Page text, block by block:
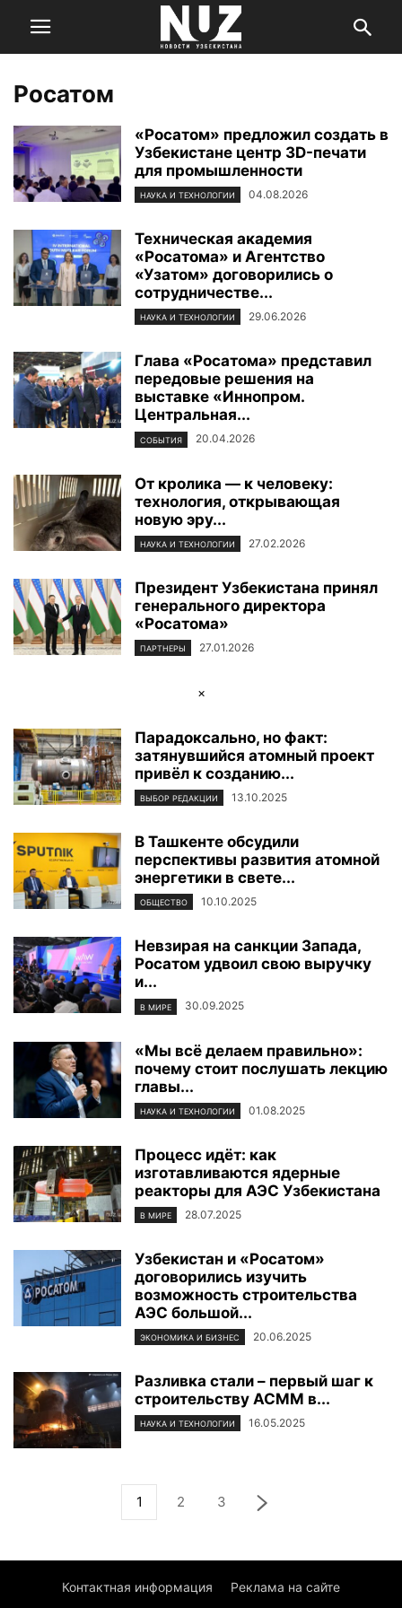
Росатом
«Росатом» предложил создать в
Узбекистане центр 3D-печати
для промышленности
НАУКА И ТЕХНОЛОГИИ 04.08.2026
Техническая академия
«Росатома» и Агентство
«Узатом» договорились о
сотрудничестве...
НАУКА И ТЕХНОЛОГИИ 29.06.2026
Глава «Росатома» представил
передовые решения на
выставке «Иннопром.
Центральная...
СОБЫТИЯ 20.04.2026
От кролика — к человеку:
технология, открывающая
новую эру...
НАУКА И ТЕХНОЛОГИИ 27.02.2026
Президент Узбекистана принял
генерального директора
«Росатома»
ПАРТНЕРЫ 27.01.2026
×
Парадоксально, но факт:
затянувшийся атомный проект
привёл к созданию...
ВЫБОР РЕДАКЦИИ 13.10.2025
В Ташкенте обсудили
перспективы развития атомной
энергетики в свете...
ОБЩЕСТВО 10.10.2025
Невзирая на санкции Запада,
Росатом удвоил свою выручку
и...
В МИРЕ 30.09.2025
«Мы всё делаем правильно»:
почему стоит послушать лекцию
главы...
НАУКА И ТЕХНОЛОГИИ 01.08.2025
Процесс идёт: как
изготавливаются ядерные
реакторы для АЭС Узбекистана
В МИРЕ 28.07.2025
Узбекистан и «Росатом»
договорились изучить
возможность строительства
АЭС большой...
ЭКОНОМИКА И БИЗНЕС 20.06.2025
Разливка стали – первый шаг к
строительству АСММ в...
НАУКА И ТЕХНОЛОГИИ 16.05.2025
1 2 3
Контактная информация Реклама на сайте